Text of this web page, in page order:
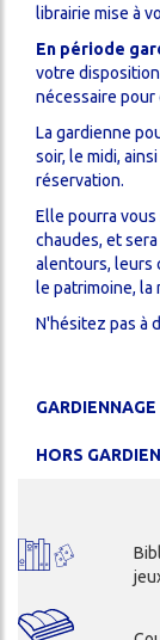
librairie mise à
En période
votre
nécessaire pour
La gardienne
soir, le midi,
réservation.
Elle pourra
chaudes, et
alentours, leurs
le patrimoine, la
N'hésitez pas à
GARDIENNAGE
HORS